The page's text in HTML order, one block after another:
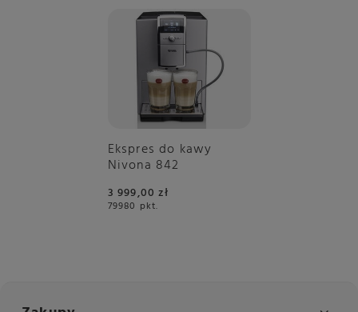
Ekspres do kawy
Nivona 842
3 999,00 zł
79980 pkt.